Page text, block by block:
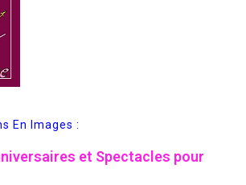
En Images :
et Spectacles pour